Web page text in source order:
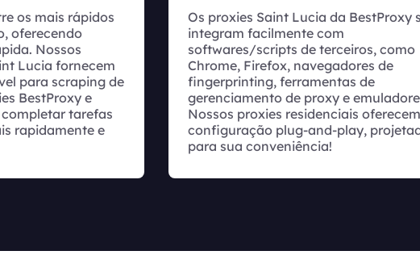
os mais rápidos
oferecendo
Nossos
Lucia fornecem
para scraping de
BestProxy e
tarefas
rapidamente e
Os proxies Saint Lucia da BestProxy
integram facilmente com
softwares/scripts de terceiros, como
Chrome, Firefox, navegadores de
fingerprinting, ferramentas de
gerenciamento de proxy e
Nossos proxies residenciais oferecem
configuração plug-and-play,
para sua conveniência!